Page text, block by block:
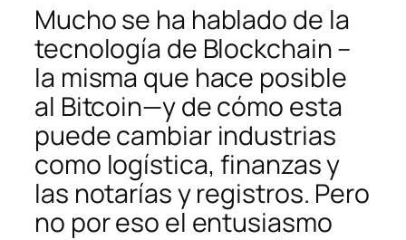
Mucho se ha hablado de la
tecnología de Blockchain –
la misma que hace posible
al Bitcoin—y de cómo esta
puede cambiar industrias
como logística, finanzas y
las notarías y registros. Pero
no por eso el entusiasmo